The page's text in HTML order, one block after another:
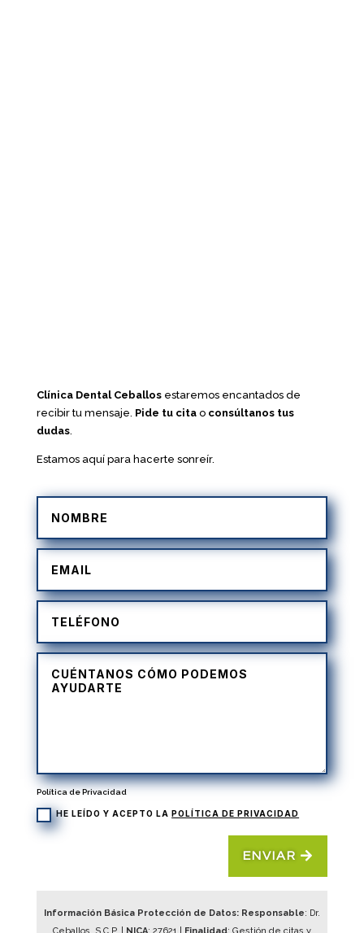
Clínica Dental Ceballosestaremos encantados de
recibir tu mensaje. Pide tu citao consúltanos tus
dudas.
Estamos aquí para hacerte sonreír.
Política de Privacidad
HE LEÍDO Y ACEPTO LA POLÍTICA DE PRIVACIDAD
ENVIAR
Información Básica Protección de Datos: Responsable: Dr.